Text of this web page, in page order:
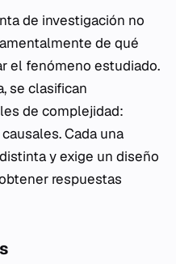
de investigación no
de qué
el fenómeno estudiado.
se clasifican
de complejidad:
Cada una
y exige un diseño
respuestas